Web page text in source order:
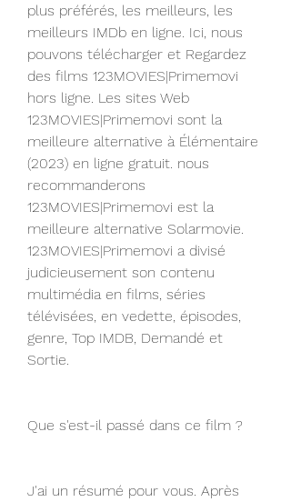
plus préférés, les meilleurs, les
meilleurs IMDb en ligne. Ici, nous
pouvons télécharger et Regardez
des films 123MOVIES|Primemovi
hors ligne. Les sites Web
123MOVIES|Primemovi sont la
meilleure alternative à Élémentaire
(2023) en ligne gratuit. nous
recommanderons
123MOVIES|Primemovi est la
meilleure alternative Solarmovie.
123MOVIES|Primemovi a divisé
judicieusement son contenu
multimédia en films, séries
télévisées, en vedette, épisodes,
genre, Top IMDB, Demandé et
Sortie.
Que s'est-il passé dans ce film ?
J'ai un résumé pour vous. Après